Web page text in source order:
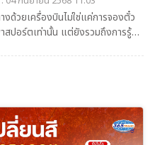
งด้วยเครื่องบินไม่ใช่แค่การจองตั๋ว
สปอร์ตเท่านั้น แต่ยังรวมถึงการรู้
รับ หรือถูกปฏิเสธการเดินทางได้
วมรายการ ล่าสุดปี 2025 มาให้ได้
กระเป๋าเที่ยว เพื่อให้การเดินทาง
อดภัยที่สุด ไปกับ
วร์365วัน)